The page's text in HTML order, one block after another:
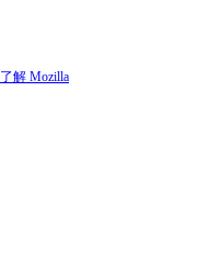
了解 Mozilla